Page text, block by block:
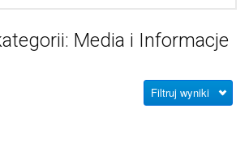
Media i Informacje
Filtruj wyniki